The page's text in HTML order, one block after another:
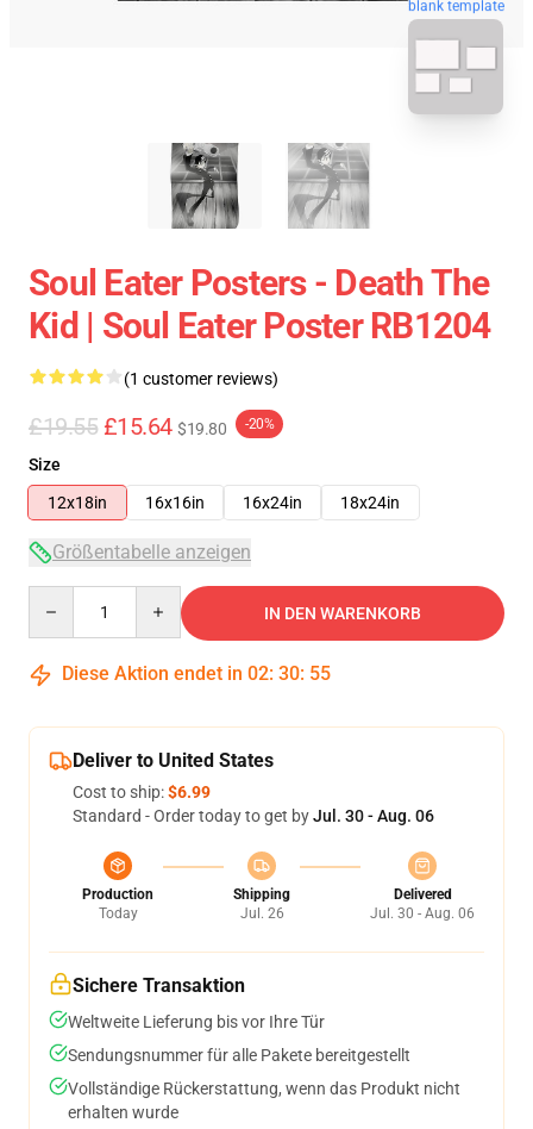
blank template
Soul Eater Posters - Death The
Kid | Soul Eater Poster RB1204
(1 customer reviews)
£19.55 £15.64 $19.80 -20%
Size
12x18in
16x16in 16x24in 18x24in
Größentabelle anzeigen
IN DEN WARENKORB
Diese Aktion endet in 02: 30: 54
Deliver to United States
Cost to ship:$6.99
Standard - Order today to get byJul. 30 - Aug. 06
Production
Today
Shipping
Jul. 26
Delivered
Jul. 30 - Aug. 06
Sichere Transaktion
Weltweite Lieferung bis vor Ihre Tür
Sendungsnummer für alle Pakete bereitgestellt
Vollständige Rückerstattung, wenn das Produkt nicht
erhalten wurde